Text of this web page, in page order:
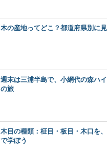
木の産地ってどこ？都道府県別に
週末は三浦半島で、小網代の森ハ
の旅
木目の種類：柾目・板目・木口を
で学ぼう